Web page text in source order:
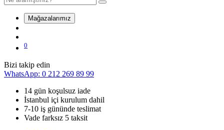
Mağazalarımız
0
Bizi takip edin
WhatsApp: 0 212 269 89 99
14 gün koşulsuz iade
İstanbul içi kurulum dahil
7-10 iş gününde teslimat
Vade farksız 5 taksit